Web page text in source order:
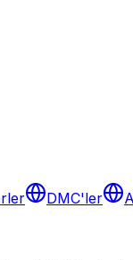
DMC'ler